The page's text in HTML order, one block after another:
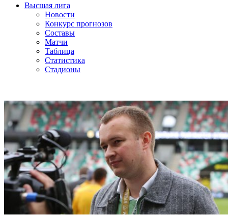
Высшая лига
Новости
Конкурс прогнозов
Составы
Матчи
Таблица
Статистика
Стадионы